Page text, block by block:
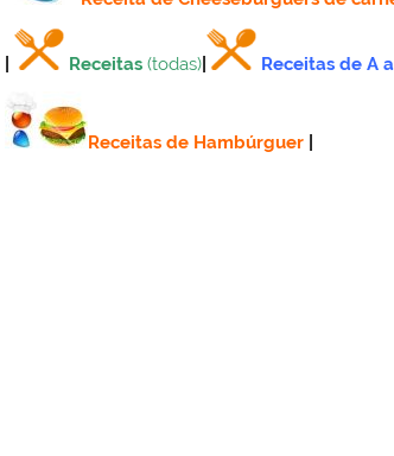
Receitas (todas)| Receitas de A
Receitas de Hambúrguer